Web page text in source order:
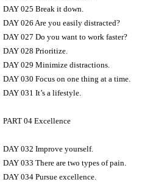
DAY 025 Break it down.
DAY 026 Are you easily distracted?
DAY 027 Do you want to work faster?
DAY 028 Prioritize.
DAY 029 Minimize distractions.
DAY 030 Focus on one thing at a time.
DAY 031 It’s a lifestyle.
PART 04 Excellence
DAY 032 Improve yourself.
DAY 033 There are two types of pain.
DAY 034 Pursue excellence.